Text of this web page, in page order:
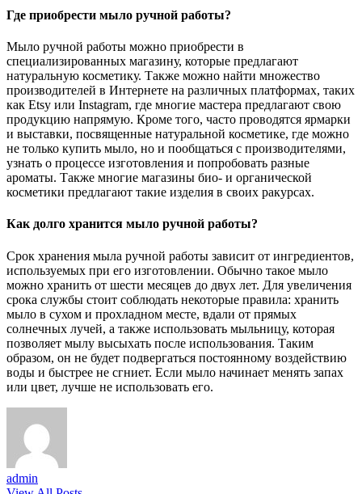
Где приобрести мыло ручной работы?
Мыло ручной работы можно приобрести в
специализированных магазину, которые предлагают
натуральную косметику. Также можно найти множество
производителей в Интернете на различных платформах, таких
как Etsy или Instagram, где многие мастера предлагают свою
продукцию напрямую. Кроме того, часто проводятся ярмарки
и выставки, посвященные натуральной косметике, где можно
не только купить мыло, но и пообщаться с производителями,
узнать о процессе изготовления и попробовать разные
ароматы. Также многие магазины био- и органической
косметики предлагают такие изделия в своих ракурсах.
Как долго хранится мыло ручной работы?
Срок хранения мыла ручной работы зависит от ингредиентов,
используемых при его изготовлении. Обычно такое мыло
можно хранить от шести месяцев до двух лет. Для увеличения
срока службы стоит соблюдать некоторые правила: хранить
мыло в сухом и прохладном месте, вдали от прямых
солнечных лучей, а также использовать мыльницу, которая
позволяет мылу высыхать после использования. Таким
образом, он не будет подвергаться постоянному воздействию
воды и быстрее не сгниет. Если мыло начинает менять запах
или цвет, лучше не использовать его.
admin